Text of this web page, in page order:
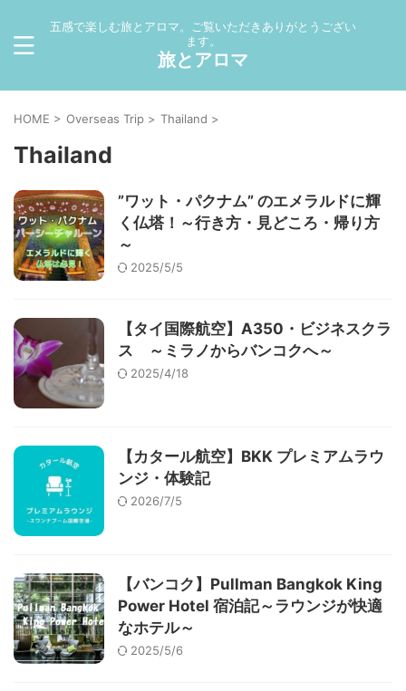
五感で楽しむ旅とアロマ。ご覧いただきありがとうござい
ます。
旅とアロマ
HOME > Overseas Trip > Thailand >
Thailand
”ワット・パクナム” のエメラルドに輝
く仏塔！～行き方・見どころ・帰り方
～
2025/5/5
【タイ国際航空】A350・ビジネスクラ
ス ～ミラノからバンコクへ～
2025/4/18
【カタール航空】BKK プレミアムラウ
ンジ・体験記
2026/7/5
【バンコク】Pullman Bangkok King
Power Hotel 宿泊記～ラウンジが快適
なホテル～
2025/5/6